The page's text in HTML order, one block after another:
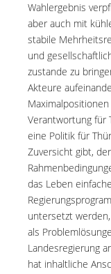
Wahlergebnis
aber auch mit
stabile
und
zustande zu
Akteure
Verantwortung für
eine Politik für
Zuversicht gibt,
das Leben
untersetzt
als
Landesregierung
hat inhaltliche